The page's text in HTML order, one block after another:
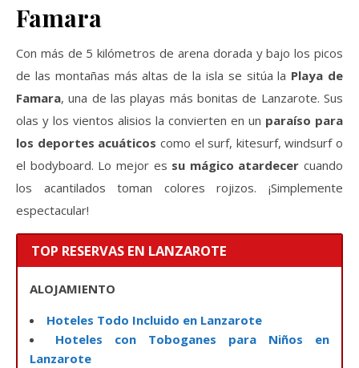
Famara
Con más de 5 kilómetros de arena dorada y bajo los picos
de las montañas más altas de la isla se sitúa la Playa de
Famara, una de las playas más bonitas de Lanzarote. Sus
olas y los vientos alisios la convierten en un paraíso para
los deportes acuáticos como el surf, kitesurf, windsurf o
el bodyboard. Lo mejor es su mágico atardecer cuando
los acantilados toman colores rojizos. ¡Simplemente
espectacular!
TOP RESERVAS EN LANZAROTE
ALOJAMIENTO
Hoteles Todo Incluido en Lanzarote
Hoteles con Toboganes para Niños en
Lanzarote